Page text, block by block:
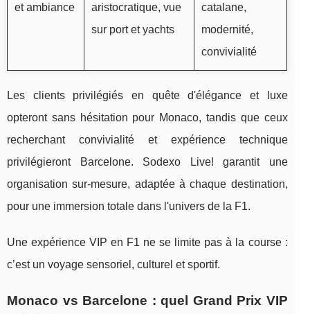
et ambiance
aristocratique, vue
sur port et yachts
catalane,
modernité,
convivialité
Les clients privilégiés en quête d'élégance et luxe
opteront sans hésitation pour Monaco, tandis que ceux
recherchant convivialité et expérience technique
privilégieront Barcelone. Sodexo Live! garantit une
organisation sur-mesure, adaptée à chaque destination,
pour une immersion totale dans l'univers de la F1.
Une expérience VIP en F1 ne se limite pas à la course :
c’est un voyage sensoriel, culturel et sportif.
Monaco vs Barcelone : quel Grand Prix VIP